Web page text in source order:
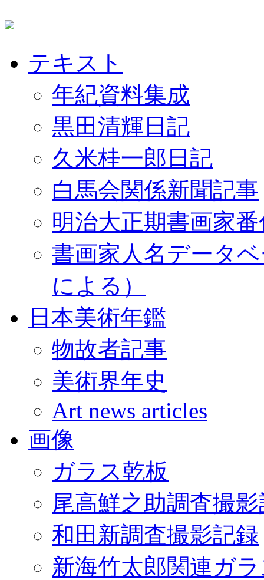
テキスト
年紀資料集成
黒田清輝日記
久米桂一郎日記
白馬会関係新聞記事
明治大正期書画家
書画家人名データ
による）
日本美術年鑑
物故者記事
美術界年史
Art news articles
画像
ガラス乾板
尾高鮮之助調査撮
和田新調査撮影記録
新海竹太郎関連ガ